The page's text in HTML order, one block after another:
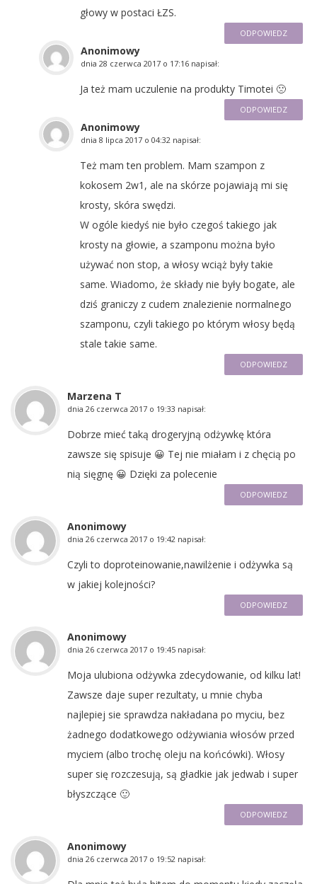
głowy w postaci ŁZS.
ODPOWIEDZ
Anonimowy
dnia 28 czerwca 2017 o 17:16 napisał:
Ja też mam uczulenie na produkty Timotei 🙁
ODPOWIEDZ
Anonimowy
dnia 8 lipca 2017 o 04:32 napisał:
Też mam ten problem. Mam szampon z
kokosem 2w1, ale na skórze pojawiają mi się
krosty, skóra swędzi.
W ogóle kiedyś nie było czegoś takiego jak
krosty na głowie, a szamponu można było
używać non stop, a włosy wciąż były takie
same. Wiadomo, że składy nie były bogate, ale
dziś graniczy z cudem znalezienie normalnego
szamponu, czyli takiego po którym włosy będą
stale takie same.
ODPOWIEDZ
Marzena T
dnia 26 czerwca 2017 o 19:33 napisał:
Dobrze mieć taką drogeryjną odżywkę która
zawsze się spisuje 😀 Tej nie miałam i z chęcią po
nią sięgnę 😀 Dzięki za polecenie
ODPOWIEDZ
Anonimowy
dnia 26 czerwca 2017 o 19:42 napisał:
Czyli to doproteinowanie,nawilżenie i odżywka są
w jakiej kolejności?
ODPOWIEDZ
Anonimowy
dnia 26 czerwca 2017 o 19:45 napisał:
Moja ulubiona odżywka zdecydowanie, od kilku lat!
Zawsze daje super rezultaty, u mnie chyba
najlepiej sie sprawdza nakładana po myciu, bez
żadnego dodatkowego odżywiania włosów przed
myciem (albo trochę oleju na końcówki). Włosy
super się rozczesują, są gładkie jak jedwab i super
błyszczące 🙂
ODPOWIEDZ
Anonimowy
dnia 26 czerwca 2017 o 19:52 napisał: